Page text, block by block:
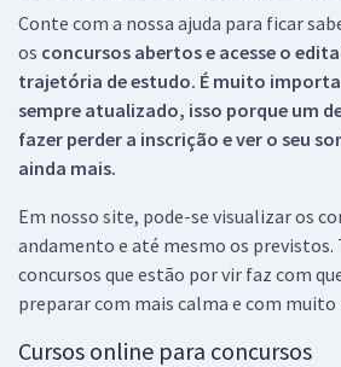
Conte com a nossa ajuda para ficar
os concursos abertos e acesse o
trajetória de estudo. É muito
sempre atualizado, isso porque um
fazer perder a inscrição e ver o seu
ainda mais.
Em nosso site, pode-se visualizar os
andamento e até mesmo os previstos.
concursos que estão por vir faz com
preparar com mais calma e com muito
Cursos online para concursos